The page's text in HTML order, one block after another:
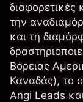
διαφορετικές
την
και τη
Βόρειας
Καναδάς), το
Angi Leads